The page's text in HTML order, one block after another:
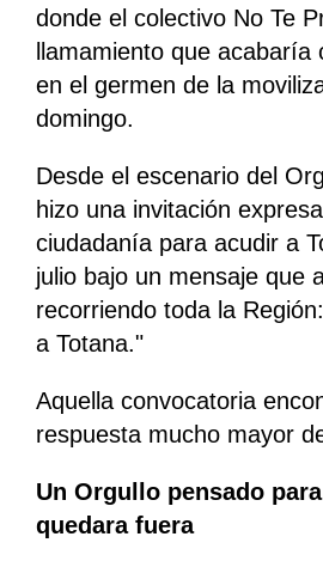
donde el colectivo No Te
llamamiento que acabaría
en el germen de la
domingo.
Desde el escenario del
hizo una invitación
ciudadanía para acudir a
julio bajo un mensaje que
recorriendo toda la
a Totana."
Aquella convocatoria
respuesta mucho mayor
Un Orgullo pensado
quedara fuera